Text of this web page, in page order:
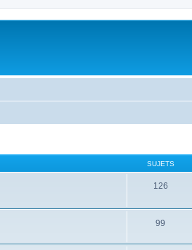
SUJETS
126
99